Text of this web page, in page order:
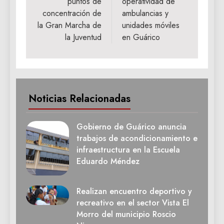
entradas
concentración de
la Gran Marcha de
la Juventud
ambulancias y
unidades móviles
en Guárico
Noticias Relacionadas
Gobierno de Guárico anuncia
trabajos de acondicionamiento e
infraestructura en la Escuela
Eduardo Méndez
Realizan encuentro deportivo y
recreativo en el sector Vista El
Morro del municipio Roscio